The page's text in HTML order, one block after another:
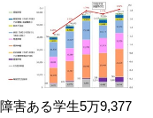
障害ある学生5万9,377